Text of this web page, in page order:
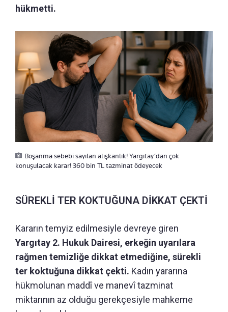
hükmetti.
Boşanma sebebi sayılan alışkanlık! Yargıtay’dan çok
konuşulacak karar! 360 bin TL tazminat ödeyecek
SÜREKLİ TER KOKTUĞUNA DİKKAT ÇEKTİ
Kararın temyiz edilmesiyle devreye giren
Yargıtay 2. Hukuk Dairesi, erkeğin uyarılara
rağmen temizliğe dikkat etmediğine, sürekli
ter koktuğuna dikkat çekti. Kadın yararına
hükmolunan maddî ve manevî tazminat
miktarının az olduğu gerekçesiyle mahkeme